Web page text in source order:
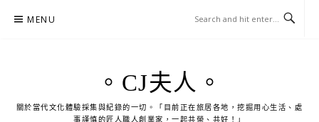
MENU
。CJ夫人。
關於當代文化體驗採集與紀錄的一切。「目前正在旅居各地，挖掘用心生活、處
事謹慎的匠人職人創業家，一起共榮、共好！」